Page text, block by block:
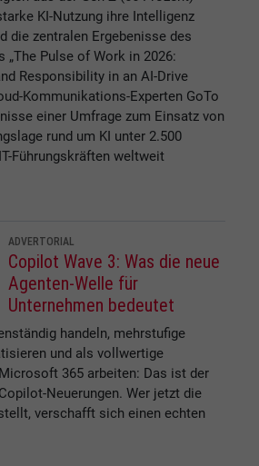
KI-Nutzung ihre Intelligenz
die zentralen Ergebenisse des
„The Pulse of Work in 2026:
Responsibility in an AI-Drive
Kommunikations-Experten GoTo
einer Umfrage zum Einsatz von
rund um KI unter 2.500
Führungskräften weltweit
ADVERTORIAL
Copilot Wave 3: Was die neue
Agenten-Welle für
Unternehmen bedeutet
handeln, mehrstufige
und als vollwertige
365 arbeiten: Das ist der
Neuerungen. Wer jetzt die
verschafft sich einen echten